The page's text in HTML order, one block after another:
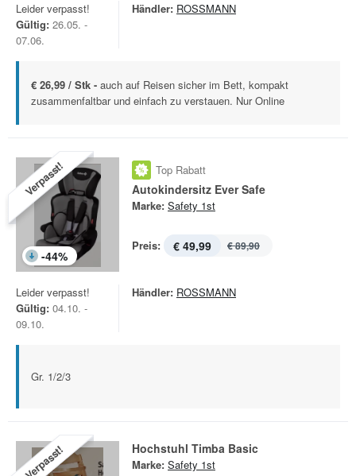
Leider verpasst!
Gültig: 26.05. -
07.06.
Händler: ROSSMANN
€ 26,99 / Stk - auch auf Reisen sicher im Bett, kompakt
zusammenfaltbar und einfach zu verstauen. Nur Online
Verpasst!
-44%
Top Rabatt
Autokindersitz Ever Safe
Marke: Safety 1st
Preis: € 49,99 € 89,90
Leider verpasst!
Gültig: 04.10. -
09.10.
Händler: ROSSMANN
Gr. 1/2/3
Verpasst! Hochstuhl Timba Basic
Marke: Safety 1st